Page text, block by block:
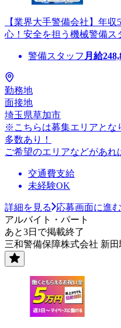
【業界大手警備会社】年
心！安全を担う機械警備ス
警備スタッフ 月給
勤務地
面接地
埼玉県草加市
※こちらは募集エリアとな
多数あり！
ご希望のエリアなどがあれ
交通費支給
未経験OK
詳細を見る
応募画面に進む
アルバイト・パート
あと3日で掲載終了
三和警備保障株式会社 新